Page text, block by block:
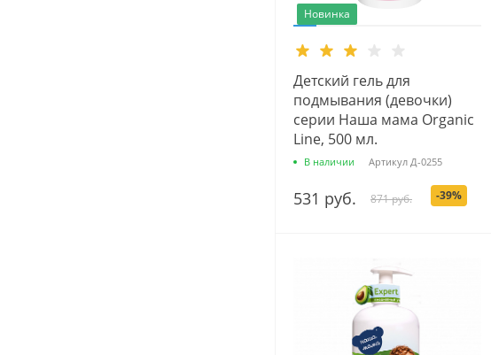
Новинка
Детский гель для
подмывания (девочки)
серии Наша мама Organic
Line, 500 мл.
В наличии Артикул Д-0255
531 руб. 871 руб. -39%